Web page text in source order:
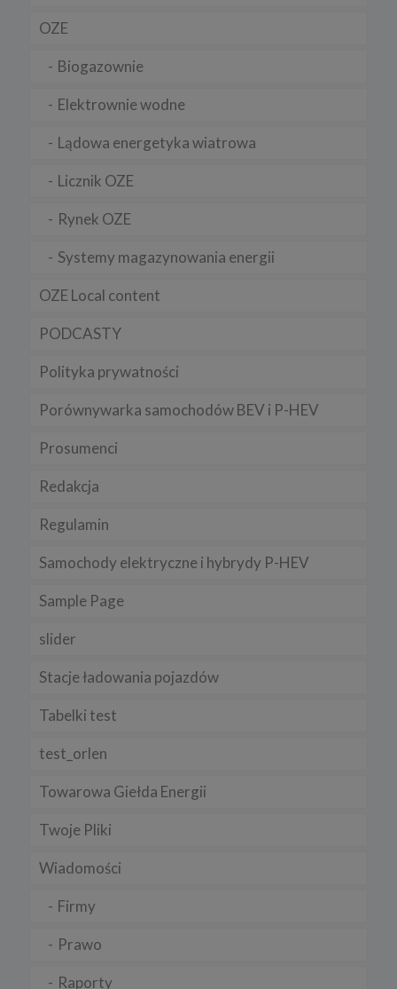
OZE
Biogazownie
Elektrownie wodne
Lądowa energetyka wiatrowa
Licznik OZE
Rynek OZE
Systemy magazynowania energii
OZE Local content
PODCASTY
Polityka prywatności
Porównywarka samochodów BEV i P-HEV
Prosumenci
Redakcja
Regulamin
Samochody elektryczne i hybrydy P-HEV
Sample Page
slider
Stacje ładowania pojazdów
Tabelki test
test_orlen
Towarowa Giełda Energii
Twoje Pliki
Wiadomości
Firmy
Prawo
Raporty